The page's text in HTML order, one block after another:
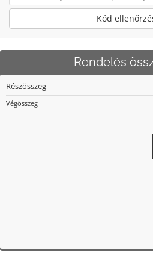
Kód
Rendelés
Részösszeg
Végösszeg